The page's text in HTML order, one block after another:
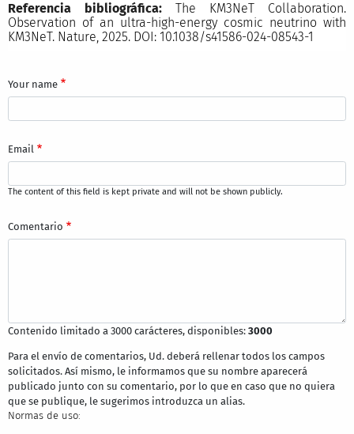
Referencia bibliográfica:The KM3NeT Collaboration.
Observation of an ultra-high-energy cosmic neutrino with
KM3NeT. Nature, 2025. DOI: 10.1038/s41586-024-08543-1
Your name
Email
The content of this field is kept private and will not be shown publicly.
Comentario
Contenido limitado a 3000 carácteres, disponibles: 3000
Para el envío de comentarios, Ud. deberá rellenar todos los campos
solicitados. Así mismo, le informamos que su nombre aparecerá
publicado junto con su comentario, por lo que en caso que no quiera
que se publique, le sugerimos introduzca un alias.
Normas de uso: